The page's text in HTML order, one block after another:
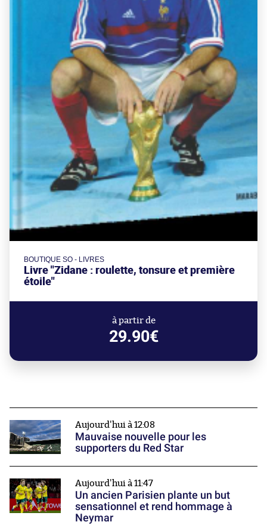
BOUTIQUE SO - LIVRES
Livre "Zidane : roulette, tonsure et première
étoile"
à partir de
29.90€
Aujourd'hui à 12:08
Mauvaise nouvelle pour les
supporters du Red Star
Aujourd'hui à 11:47
Un ancien Parisien plante un but
sensationnel et rend hommage à
Neymar